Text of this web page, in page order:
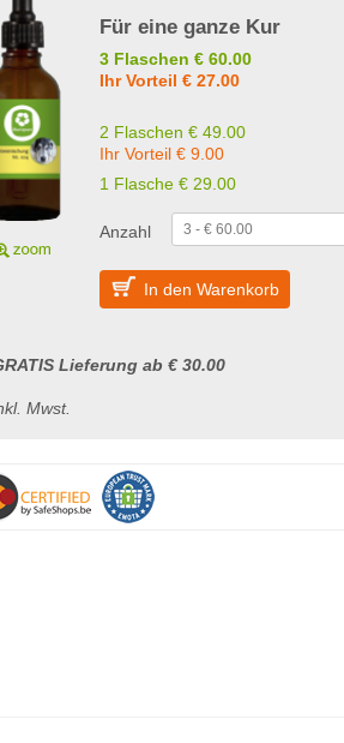
Für eine ganze Kur
3 Flaschen € 60.00
Ihr Vorteil € 27.00
2 Flaschen € 49.00
Ihr Vorteil € 9.00
1 Flasche € 29.00
Anzahl
In den Warenkorb
Lieferung ab € 30.00
Mwst.